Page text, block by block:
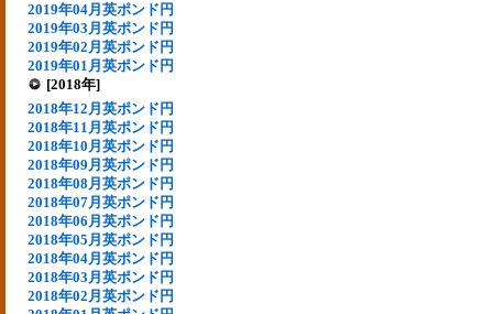
2019年04月英ポンド円
2019年03月英ポンド円
2019年02月英ポンド円
2019年01月英ポンド円
[2018年]
2018年12月英ポンド円
2018年11月英ポンド円
2018年10月英ポンド円
2018年09月英ポンド円
2018年08月英ポンド円
2018年07月英ポンド円
2018年06月英ポンド円
2018年05月英ポンド円
2018年04月英ポンド円
2018年03月英ポンド円
2018年02月英ポンド円